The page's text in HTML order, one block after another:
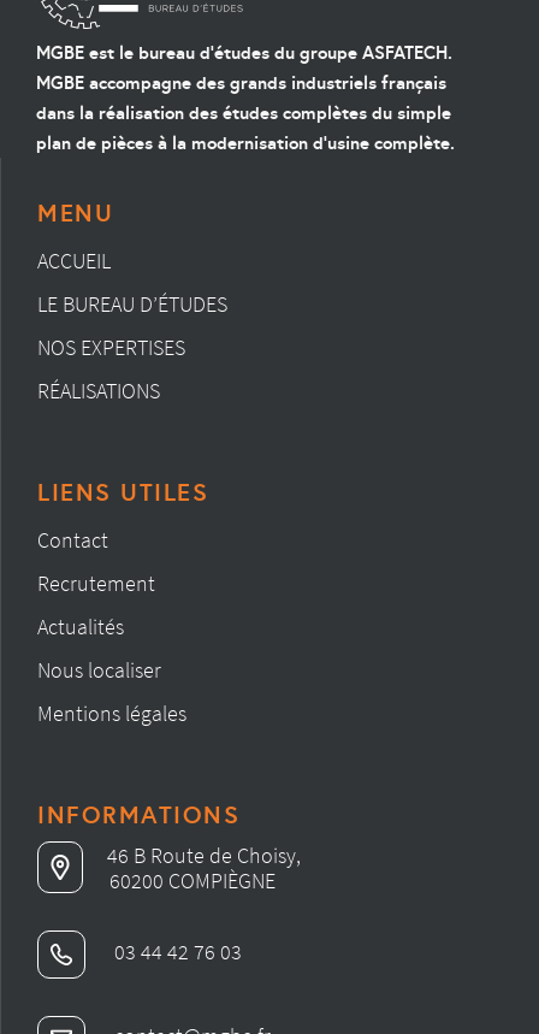
MGBE est le bureau d'études du groupe ASFATECH.
MGBE accompagne des grands industriels français
dans la réalisation des études complètes du simple
plan de pièces à la modernisation d'usine complète.
MENU
ACCUEIL
LE BUREAU D’ÉTUDES
NOS EXPERTISES
RÉALISATIONS
LIENS UTILES
Contact
Recrutement
Actualités
Nous localiser
Mentions légales
INFORMATIONS
46 B Route de Choisy,
60200 COMPIÈGNE
03 44 42 76 03